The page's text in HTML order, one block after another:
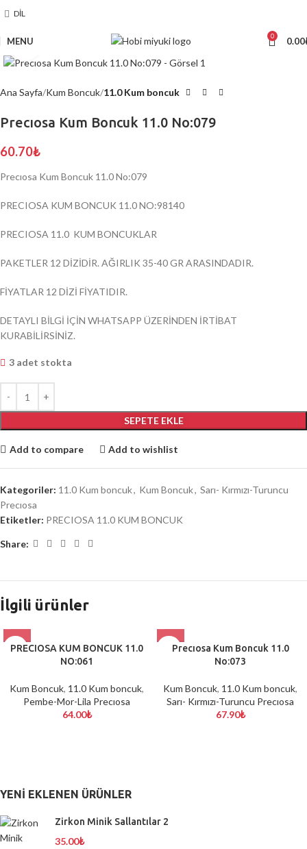
DIL
MENU 0 0.00
Ana Sayfa Kum Boncuk 11.0 Kum boncuk
Precıosa Kum Boncuk 11.0 No:079
60.70₺
Precıosa Kum Boncuk 11.0 No:079
PRECIOSA KUM BONCUK 11.0 NO:98140
PRECIOSA 11.0 KUM BONCUKLAR
PAKETLER 12 DİZİDİR. AĞIRLIK 35-40 GR ARASINDADIR.
FİYATLAR 12 DİZİ FİYATIDIR.
DETAYLI BİLGİ İÇİN WHATSAPP ÜZERİNDEN İRTİBAT
KURABİLİRSİNİZ.
3 adet stokta
SEPETE EKLE
Add to compare Add to wishlist
Kategoriler: 11.0 Kum boncuk, Kum Boncuk, Sarı- Kırmızı-Turuncu
Precıosa
Etiketler: PRECIOSA 11.0 KUM BONCUK
Share:
İlgili ürünler
PRECIOSA KUM BONCUK 11.0
NO:061
Kum Boncuk, 11.0 Kum boncuk,
Pembe-Mor-Lila Precıosa
64.00₺
Precıosa Kum Boncuk 11.0
No:073
Kum Boncuk, 11.0 Kum boncuk,
Sarı- Kırmızı-Turuncu Precıosa
67.90₺
YENI EKLENEN ÜRÜNLER
Zirkon Minik Sallantılar 2
35.00₺